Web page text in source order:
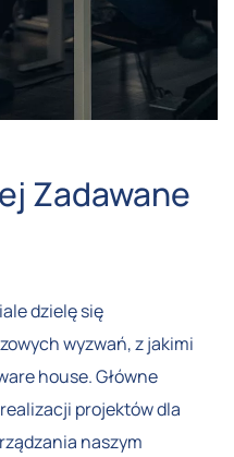
Zadawane
dzielę się
wyzwań, z jakimi
house. Główne
projektów dla
naszym